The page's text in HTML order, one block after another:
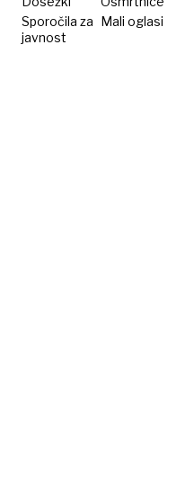
Sporočila za
javnost
Mali oglasi